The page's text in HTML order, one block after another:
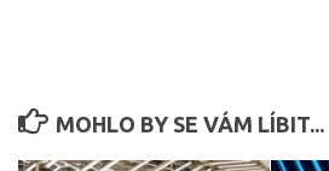
MOHLO BY SE VÁM LÍBIT...